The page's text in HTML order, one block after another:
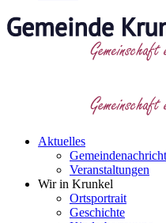
Aktuelles
Veranstaltungen
Wir in Krunkel
Ortsportrait
Geschichte